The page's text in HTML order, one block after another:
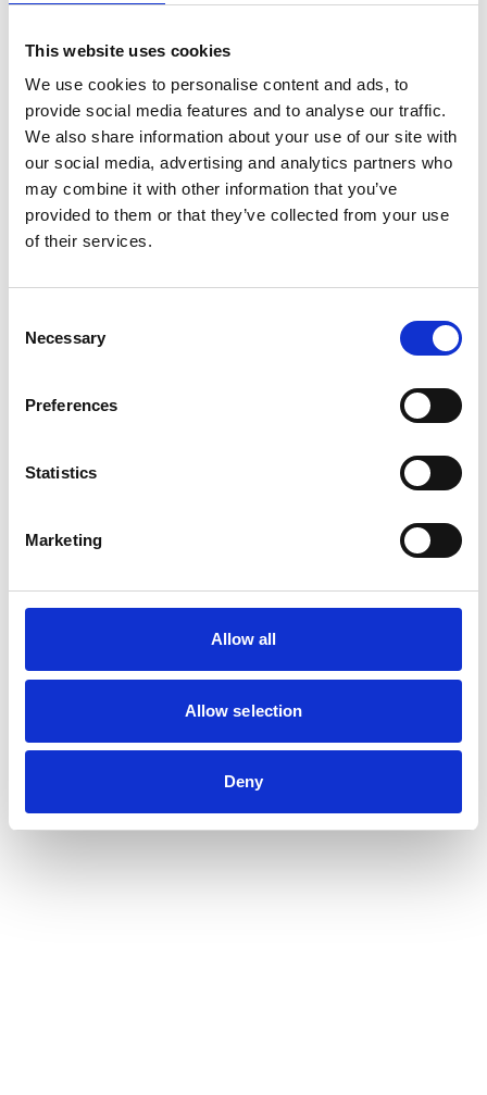
This website uses cookies
We use cookies to personalise content and ads, to
provide social media features and to analyse our traffic.
We also share information about your use of our site with
our social media, advertising and analytics partners who
may combine it with other information that you’ve
provided to them or that they’ve collected from your use
of their services.
Selection
Necessary
Preferences
Statistics
Marketing
Allow all
Allow selection
Deny
Dokument